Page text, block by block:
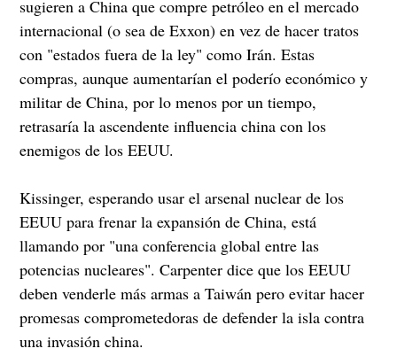
sugieren a China que compre petróleo en el mercado
internacional (o sea de Exxon) en vez de hacer tratos
con "estados fuera de la ley" como Irán. Estas
compras, aunque aumentarían el poderío económico y
militar de China, por lo menos por un tiempo,
retrasaría la ascendente influencia china con los
enemigos de los EEUU.
Kissinger, esperando usar el arsenal nuclear de los
EEUU para frenar la expansión de China, está
llamando por "una conferencia global entre las
potencias nucleares". Carpenter dice que los EEUU
deben venderle más armas a Taiwán pero evitar hacer
promesas comprometedoras de defender la isla contra
una invasión china.